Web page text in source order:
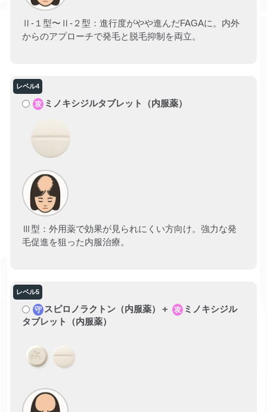
Ⅱ-１型〜Ⅱ-２型：進行度がやや進んだFAGAに。内外
からのアプローチで発毛と脱毛抑制を両立。
攻 ミノキシジルタブレット（内服薬）
Ⅲ型：外用薬で効果が見られにくい方向け。強力な発
毛促進を狙った内服治療。
守 スピロノラクトン（内服薬）＋ 攻 ミノキシジル
タブレット（内服薬）